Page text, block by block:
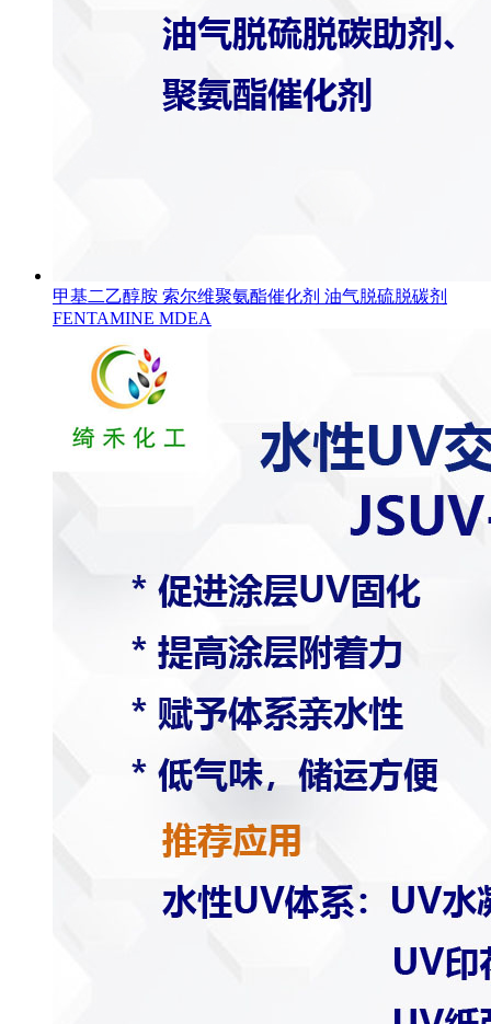
甲基二乙醇胺 索尔维聚氨酯催化剂 油气脱硫脱碳剂
FENTAMINE MDEA